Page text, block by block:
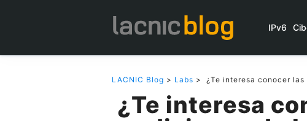
IPv6
LACNIC Blog > Labs > ¿Te interesa conocer
¿Te interesa